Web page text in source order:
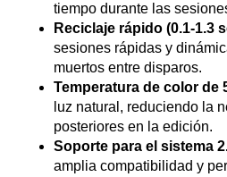
tiempo durante las
Reciclaje rápido (0.1-1.3
sesiones rápidas y
muertos entre disparos.
Temperatura de color de
luz natural, reduciendo la
posteriores en la edición.
Soporte para el sistema
amplia compatibilidad y